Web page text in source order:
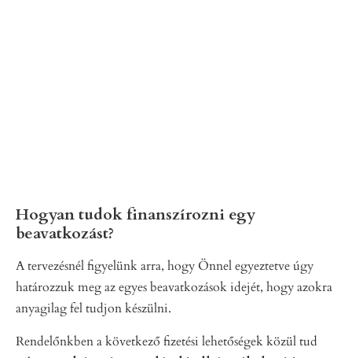
Hogyan tudok finanszírozni egy
beavatkozást?
A tervezésnél figyelünk arra, hogy Önnel egyeztetve úgy
határozzuk meg az egyes beavatkozások idejét, hogy azokra
anyagilag fel tudjon készülni.
Rendelőnkben a következő fizetési lehetőségek közül tud